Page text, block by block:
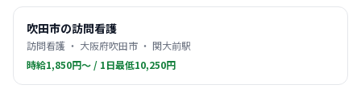
吹田市の訪問看護
訪問看護 ・ 大阪府吹田市 ・ 関大前駅
時給1,850円〜 / 1日最低10,250円